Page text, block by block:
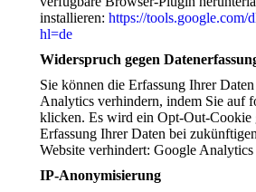
installieren: https://tools.google.com/
hl=de
Widerspruch gegen
Sie können die Erfassung Ihrer
Analytics verhindern, indem Sie auf
klicken. Es wird ein Opt-Out-Cookie
Erfassung Ihrer Daten bei
Website verhindert: Google Analytics
IP-Anonymisierung